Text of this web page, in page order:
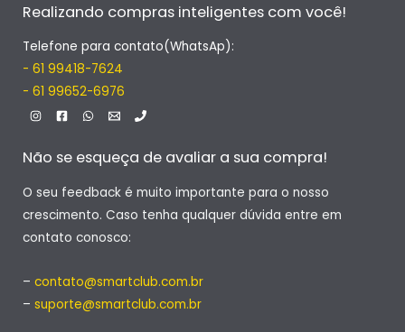
Realizando compras inteligentes com você!
Telefone para contato(WhatsAp):
- 61 99418-7624
- 61 99652-6976
Não se esqueça de avaliar a sua compra!
O seu feedback é muito importante para o nosso
crescimento. Caso tenha qualquer dúvida entre em
contato conosco:
– contato@smartclub.com.br
– suporte@smartclub.com.br